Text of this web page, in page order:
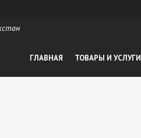
ГЛАВНАЯ ТОВАРЫ И УСЛУГИ